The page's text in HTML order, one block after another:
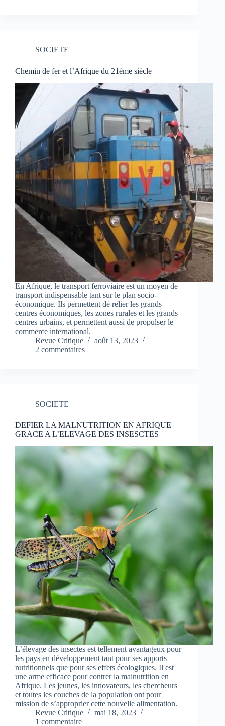
SOCIETE
Chemin de fer et l’Afrique du 21ème siècle
En Afrique, le transport ferroviaire est un moyen de
transport indispensable tant sur le plan socio-
économique. Ils permettent de relier les grands
centres économiques, les zones rurales et les grands
centres urbains, et permettent aussi de propulser le
commerce international.
Revue Critique
août 13, 2023
2 commentaires
SOCIETE
DEFIER LA MALNUTRITION EN AFRIQUE
GRACE A L’ELEVAGE DES INSESCTES
L’élevage des insectes est tellement avantageux pour
les pays en développement tant pour ses apports
nutritionnels que pour ses effets écologiques. Il est
une arme efficace pour contrer la malnutrition en
Afrique. Les jeunes, les innovateurs, les chercheurs
et toutes les couches de la population ont pour
mission de s’approprier cette nouvelle alimentation.
Revue Critique
mai 18, 2023
1 commentaire